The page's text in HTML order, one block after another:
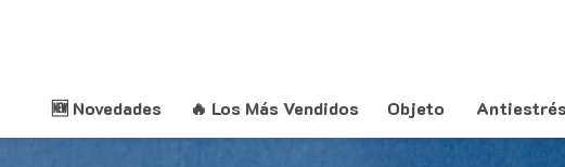
🆕 Novedades 🔥 Los Más Vendidos Objeto